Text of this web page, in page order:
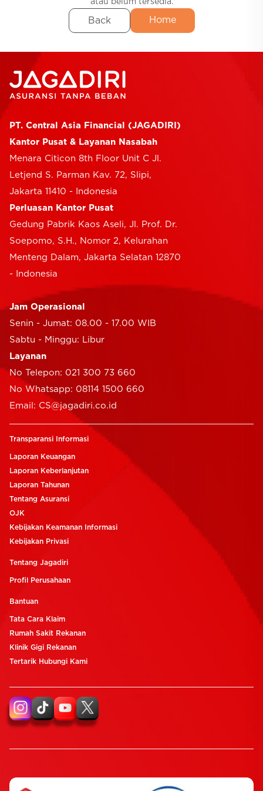
atau belum tersedia.
Back Home
PT. Central Asia Financial (JAGADIRI)
Kantor Pusat & Layanan Nasabah
Menara Citicon 8th Floor Unit C Jl.
Letjend S. Parman Kav. 72, Slipi,
Jakarta 11410 - Indonesia
Perluasan Kantor Pusat
Gedung Pabrik Kaos Aseli, Jl. Prof. Dr.
Soepomo, S.H., Nomor 2, Kelurahan
Menteng Dalam, Jakarta Selatan 12870
- Indonesia
Jam Operasional
Senin - Jumat: 08.00 - 17.00 WIB
Sabtu - Minggu: Libur
Layanan
No Telepon: 021 300 73 660
No Whatsapp: 08114 1500 660
Email: CS@jagadiri.co.id
Transparansi Informasi
Laporan Keuangan
Laporan Keberlanjutan
Laporan Tahunan
Tentang Asuransi
OJK
Kebijakan Keamanan Informasi
Kebijakan Privasi
Tentang Jagadiri
Profil Perusahaan
Bantuan
Tata Cara Klaim
Rumah Sakit Rekanan
Klinik Gigi Rekanan
Tertarik Hubungi Kami